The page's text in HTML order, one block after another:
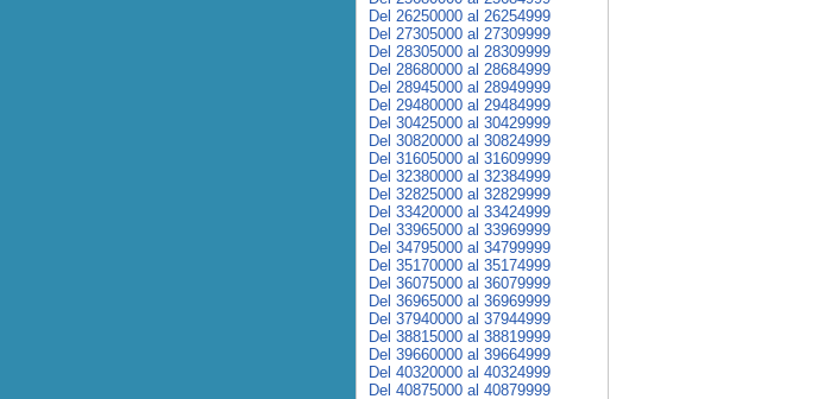
Del 26250000 al 26254999
Del 27305000 al 27309999
Del 28305000 al 28309999
Del 28680000 al 28684999
Del 28945000 al 28949999
Del 29480000 al 29484999
Del 30425000 al 30429999
Del 30820000 al 30824999
Del 31605000 al 31609999
Del 32380000 al 32384999
Del 32825000 al 32829999
Del 33420000 al 33424999
Del 33965000 al 33969999
Del 34795000 al 34799999
Del 35170000 al 35174999
Del 36075000 al 36079999
Del 36965000 al 36969999
Del 37940000 al 37944999
Del 38815000 al 38819999
Del 39660000 al 39664999
Del 40320000 al 40324999
Del 40875000 al 40879999